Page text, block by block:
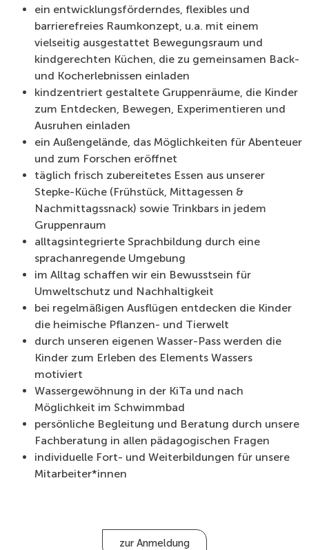
ein entwicklungsförderndes, flexibles und
barrierefreies Raumkonzept, u.a. mit einem
vielseitig ausgestattet Bewegungsraum und
kindgerechten Küchen, die zu gemeinsamen Back-
und Kocherlebnissen einladen
kindzentriert gestaltete Gruppenräume, die Kinder
zum Entdecken, Bewegen, Experimentieren und
Ausruhen einladen
ein Außengelände, das Möglichkeiten für Abenteuer
und zum Forschen eröffnet
täglich frisch zubereitetes Essen aus unserer
Stepke-Küche (Frühstück, Mittagessen &
Nachmittagssnack) sowie Trinkbars in jedem
Gruppenraum
alltagsintegrierte Sprachbildung durch eine
sprachanregende Umgebung
im Alltag schaffen wir ein Bewusstsein für
Umweltschutz und Nachhaltigkeit
bei regelmäßigen Ausflügen entdecken die Kinder
die heimische Pflanzen- und Tierwelt
durch unseren eigenen Wasser-Pass werden die
Kinder zum Erleben des Elements Wassers
motiviert
Wassergewöhnung in der KiTa und nach
Möglichkeit im Schwimmbad
persönliche Begleitung und Beratung durch unsere
Fachberatung in allen pädagogischen Fragen
individuelle Fort- und Weiterbildungen für unsere
Mitarbeiter*innen
zur Anmeldung